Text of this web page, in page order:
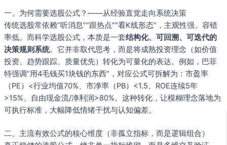
一、为何需要选股公式？——从经验直觉走向系统决策
传统选股常依赖“听消息”“跟热点”“看K线形态”，主观性强、容错
率低。而科学选股公式，本质是一套结构化、可回溯、可迭代的
决策规则系统。它并非取代思考，而是将成熟投资理念（如价值
投资、趋势跟踪、质量优先）转化为可量化的表达。例如，巴菲
特强调“用4毛钱买1块钱的东西”，对应公式可拆解为：市盈率
（PE）<行业均值70%、市净率（PB）<1.5、ROE连续5年
>15%、自由现金流/净利润>80%。这种转化，让模糊理念落地为
可执行标准，大幅降低情绪干扰与认知偏差。
二、主流有效公式的核心维度（非孤立指标，而是逻辑组合）